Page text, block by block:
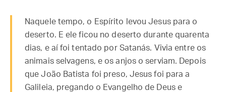
Naquele tempo, o Espírito levou Jesus para o
deserto. E ele ficou no deserto durante quarenta
dias, e aí foi tentado por Satanás. Vivia entre os
animais selvagens, e os anjos o serviam. Depois
que João Batista foi preso, Jesus foi para a
Galileia, pregando o Evangelho de Deus e